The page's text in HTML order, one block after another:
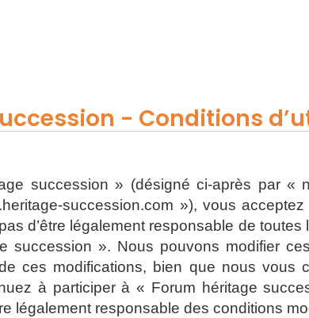
- Conditions
succession » (désigné ci-après par
succession.com »), vous
d’être légalement responsable de
succession ». Nous pouvons modifier
ces modifications, bien que nous vous
à participer à « Forum héritage
légalement responsable des conditions